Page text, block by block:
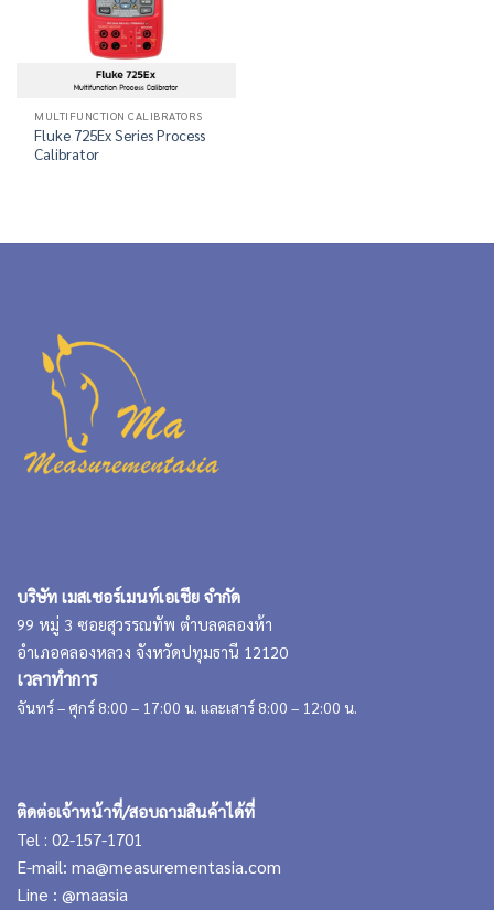
MULTIFUNCTION CALIBRATORS
Fluke 725Ex Series Process
Calibrator
บริษัท เมสเชอร์เมนท์เอเชีย จำกัด
99 หมู่ 3 ซอยสุวรรณทัพ ตำบลคลองห้า
อำเภอคลองหลวง จังหวัดปทุมธานี 12120
เวลาทำการ
จันทร์ – ศุกร์ 8:00 – 17:00 น. และเสาร์ 8:00 – 12:00 น.
ติดต่อเจ้าหน้าที่/สอบถามสินค้าได้ที่
Tel : 02-157-1701
E-mail: ma@measurementasia.com
Line : @maasia